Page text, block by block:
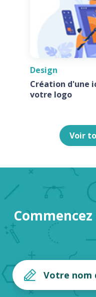
Design
Création d'une
votre logo
Voir